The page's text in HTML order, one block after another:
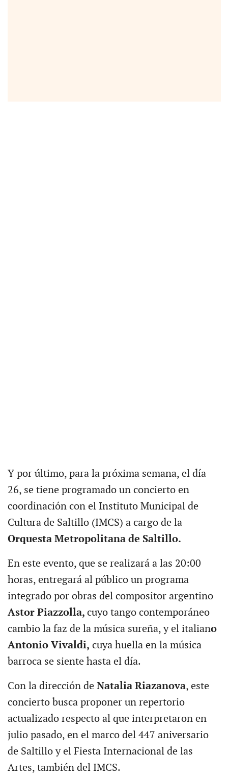
Y por último, para la próxima semana, el día
26, se tiene programado un concierto en
coordinación con el Instituto Municipal de
Cultura de Saltillo (IMCS) a cargo de la
Orquesta Metropolitana de Saltillo.
En este evento, que se realizará a las 20:00
horas, entregará al público un programa
integrado por obras del compositor argentino
Astor Piazzolla, cuyo tango contemporáneo
cambio la faz de la música sureña, y el italiano
Antonio Vivaldi, cuya huella en la música
barroca se siente hasta el día.
Con la dirección deNatalia Riazanova, este
concierto busca proponer un repertorio
actualizado respecto al que interpretaron en
julio pasado, en el marco del 447 aniversario
de Saltillo y el Fiesta Internacional de las
Artes, también del IMCS.